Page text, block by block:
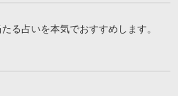
る占いを本気でおすすめします。